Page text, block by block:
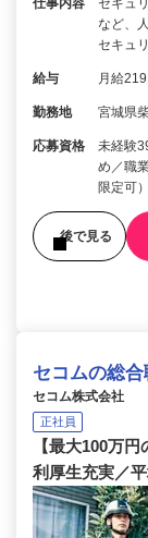
仕事内容
セキュ
など、
セキュ
給与 月給
勤務地 宮城県
応募資格
未経験
め／職
限定可）
後で見る
セコムの総合
セコム株式会社
正社員
【最大100万
利厚生充実／